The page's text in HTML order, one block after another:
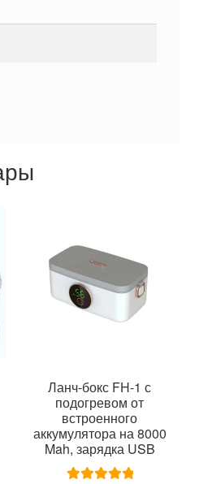
Ланч-бокс FH-1 с
подогревом от
встроенного
аккумулятора на 8000
Mah, зарядка USB